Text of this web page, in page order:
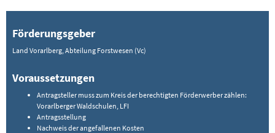
Förderungsgeber
Land Vorarlberg, Abteilung Forstwesen (Vc)
Voraussetzungen
Antragsteller muss zum Kreis der berechtigten Förderwerber zählen:
Vorarlberger Waldschulen, LFI
Antragsstellung
Nachweis der angefallenen Kosten